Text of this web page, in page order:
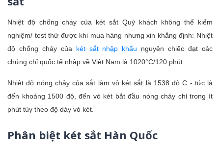
Nhiệt độ chống cháy của két sắt Quý khách không thể kiểm
nghiệm/ test thử được khi mua hàng nhưng xin khẳng định: Nhiệt
độ chống cháy của két sắt nhập khẩu nguyên chiếc đạt các
chứng chỉ quốc tế nhập về Việt Nam là 1020°C/120 phút.
Nhiệt độ nóng chảy của sắt làm vỏ két sắt là 1538 độ C - tức là
đến khoảng 1500 độ, đến vỏ két bắt đầu nóng chảy chỉ trong ít
phút tùy theo độ dày vỏ két.
Phân biệt két sắt Hàn Quốc